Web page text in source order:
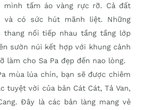
mình tấm áo vàng rực rỡ. Cả đất
và có sức hút mãnh liệt. Những
thang nối tiếp nhau tầng tầng lớp
sườn núi kết hợp với khung cảnh
làm cho Sa Pa đẹp đến nao lòng.
mùa lúa chín, bạn sẽ được chiêm
tuyệt vời của bản Cát Cát, Tả Van,
Đây là các bản làng mang vẻ